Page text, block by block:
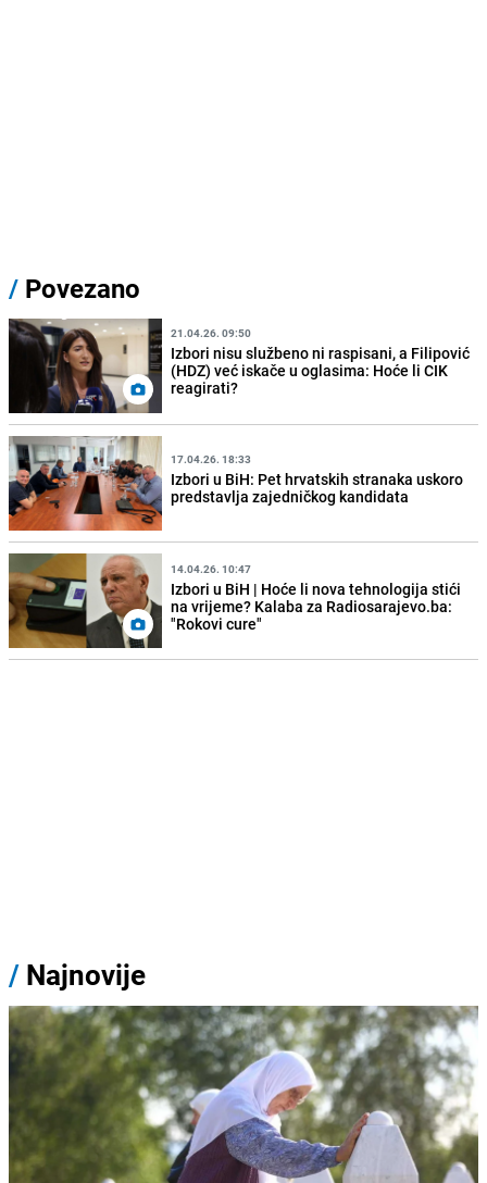
/ Povezano
21.04.26. 09:50
Izbori nisu službeno ni raspisani, a Filipović
(HDZ) već iskače u oglasima: Hoće li CIK
reagirati?
17.04.26. 18:33
Izbori u BiH: Pet hrvatskih stranaka uskoro
predstavlja zajedničkog kandidata
14.04.26. 10:47
Izbori u BiH | Hoće li nova tehnologija stići
na vrijeme? Kalaba za Radiosarajevo.ba:
"Rokovi cure"
/ Najnovije